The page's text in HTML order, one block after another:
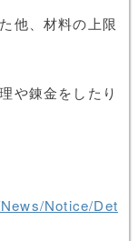
他、材料の上限
や錬金をしたり
Notice/Det